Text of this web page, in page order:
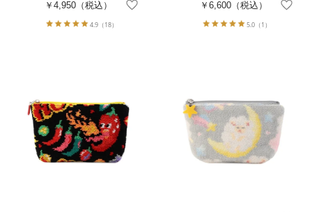
￥4,950 （税込）
4.9（18）
￥6,600（税込）
5.0（1）